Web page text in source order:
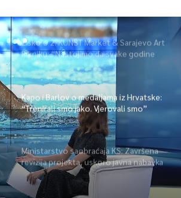
Žiško o 2. KUNST Market & Sarajevo Art
Pikniku: “Nastojimo da svake godine
ponudimo više događaja” (video)
Kapo i Barlov o medaljama iz Hrvatske:
“Trenirali smo jako. Vjerovali smo”
Ministarstvo saobraćaja KS: Završena
revizija projekta, uskoro javna nabavka
za obnovu mosta u ulici Ive Andrića